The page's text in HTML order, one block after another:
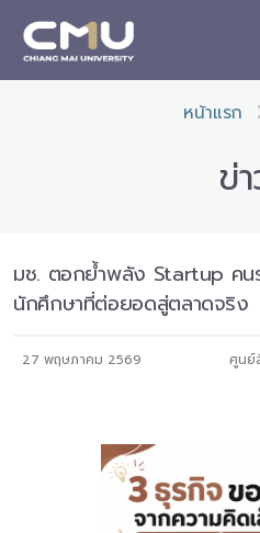
หน้าแรก
ข่
มช. ตอกย้ำพลัง Startup คน
นักศึกษาที่ต่อยอดสู่ตลาดจริง
27 พฤษภาคม 2569 ศูนย์